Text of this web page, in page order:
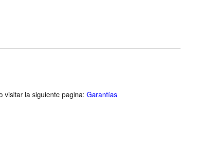
visitar la siguiente pagina: Garantías